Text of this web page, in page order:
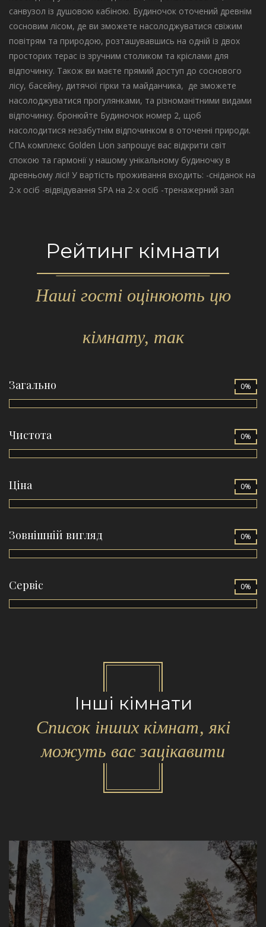
санвузол із душовою кабіною. Будиночок оточений древнім
сосновим лісом, де ви зможете насолоджуватися свіжим
повітрям та природою, розташувавшись на одній із двох
просторих терас із зручним столиком та кріслами для
відпочинку. Також ви маєте прямий доступ до соснового
лісу, басейну, дитячої гірки та майданчика, де зможете
насолоджуватися прогулянками, та різноманітними видами
відпочинку. бронюйте Будиночок номер 2, щоб
насолодитися незабутнім відпочинком в оточенні природи.
СПА комплекс Golden Lion запрошує вас відкрити світ
спокою та гармонії у нашому унікальному будиночку в
древньому лісі! У вартість проживання входить: -сніданок на
2-х осіб -відвідування SPA на 2-х осіб -тренажерний зал
Рейтинг кімнати
Наші гості оцінюють цю
кімнату, так
Загально 0%
Чистота 0%
Ціна 0%
Зовнішній вигляд 0%
Сервіс 0%
Інші кімнати
Список інших кімнат, які
можуть вас зацікавити